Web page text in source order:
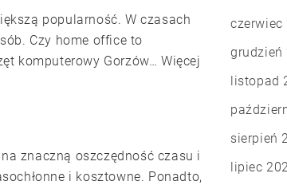
popularność. W czasach
Czy home office to
komputerowy Gorzów… Więcej
znaczną oszczędność czasu i
i kosztowne. Ponadto,
czerwiec
grudzień
listopad
sierpień
lipiec